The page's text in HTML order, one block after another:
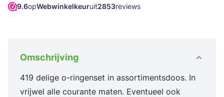
9.6opWebwinkelkeuruit2853reviews
Omschrijving
419 delige o-ringenset in assortimentsdoos. In
vrijwel alle courante maten. Eventueel ook